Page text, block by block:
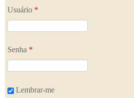
Usuário *
Senha *
Lembrar-me